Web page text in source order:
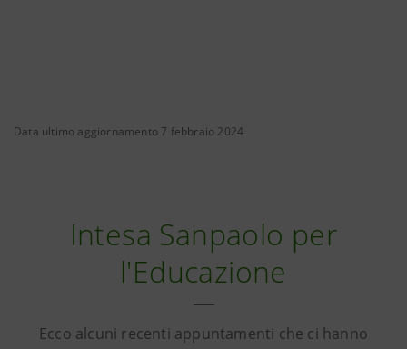
Data ultimo aggiornamento 7 febbraio 2024
Intesa Sanpaolo per
l'Educazione
Ecco alcuni recenti appuntamenti che ci hanno